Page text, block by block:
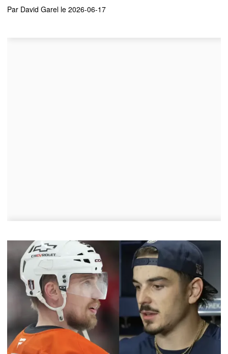
Par David Garel le 2026-06-17